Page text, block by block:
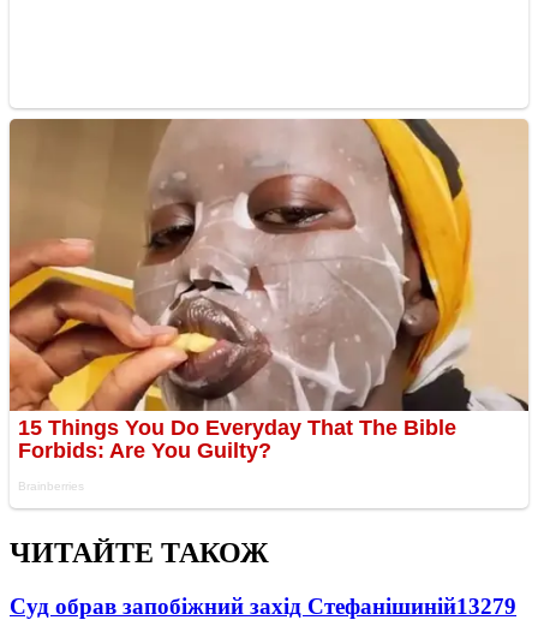
ЧИТАЙТЕ ТАКОЖ
Суд обрав запобіжний захід Стефанішиній13279